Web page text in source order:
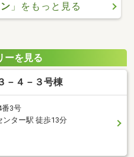
」をもっと見る
ーを見る
－４－３号棟
番3号
ター駅 徒歩13分